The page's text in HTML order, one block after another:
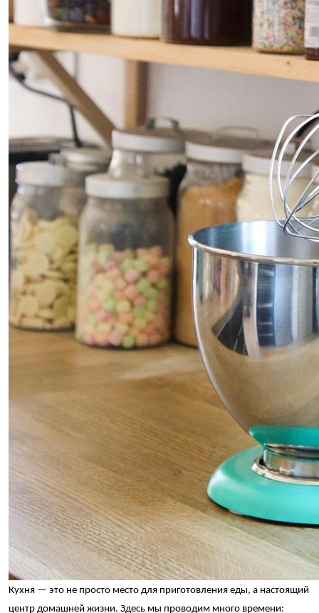
Кухня — это не просто место для приготовления еды, а настоящий
центр домашней жизни. Здесь мы проводим много времени: